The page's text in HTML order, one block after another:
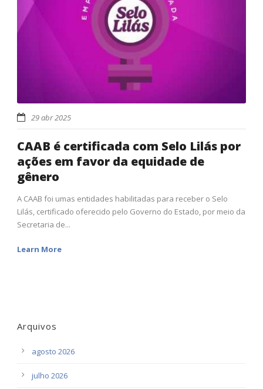
29 abr 2025
CAAB é certificada com Selo Lilás por
ações em favor da equidade de
gênero
A CAAB foi umas entidades habilitadas para receber o Selo
Lilás, certificado oferecido pelo Governo do Estado, por meio da
Secretaria de...
Learn More
Arquivos
agosto 2026
julho 2026